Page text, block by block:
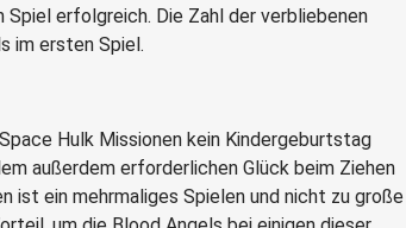
erfolgreich. Die Zahl der verbliebenen
im ersten Spiel.
Hulk Missionen kein Kindergeburtstag
außerdem erforderlichen Glück beim Ziehen
ist ein mehrmaliges Spielen und nicht zu große